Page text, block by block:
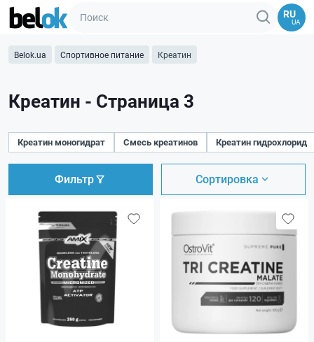
RU
UA
Belok.ua Спортивное питание Креатин
Креатин - Страница 3
Креатин моногидрат Смесь креатинов Креатин гидрохлорид
Фильтр Сортировка